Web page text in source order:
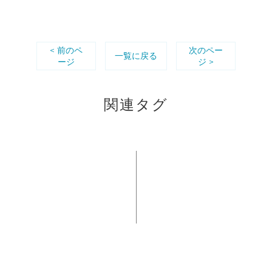
< 前のペ
ージ
一覧に戻る
次のペー
ジ >
関連タグ